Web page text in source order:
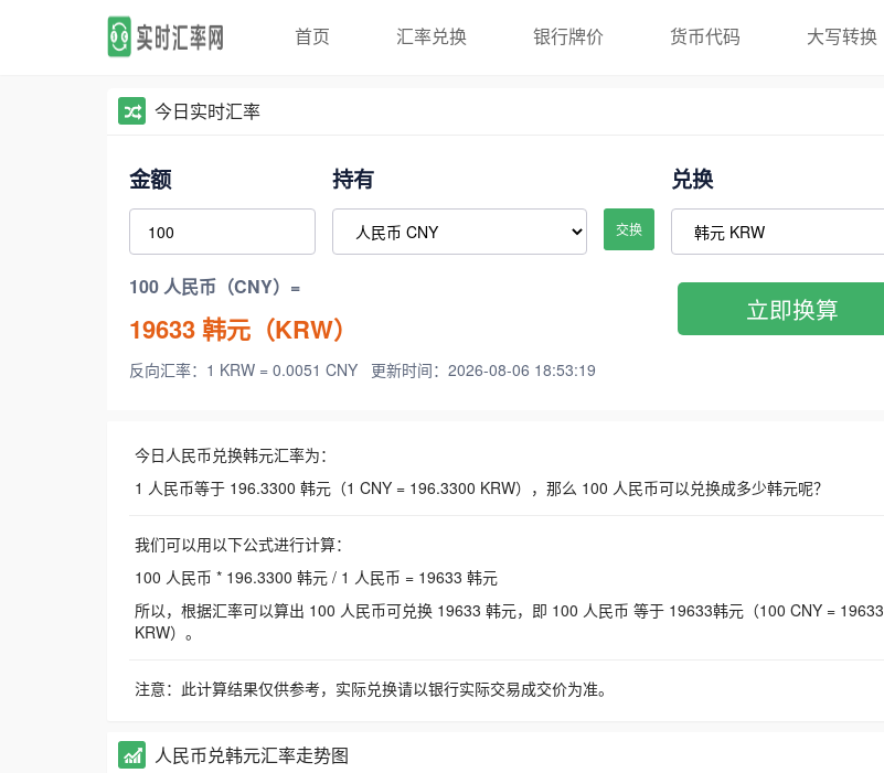
首页 汇率兑换 银行牌价 货币代码 大写转换
今日实时汇率
金额 持有
交换
兑换
100 人民币（CNY）=
19633韩元（KRW）
反向汇率：1 KRW = 0.0051 CNY 更新时间：2026-08-06 18:53:19
立即换算
今日人民币兑换韩元汇率为：
1 人民币等于 196.3300 韩元（1 CNY = 196.3300 KRW），那么 100 人民币可以兑换成多少韩元呢？
我们可以用以下公式进行计算：
100 人民币 * 196.3300 韩元 / 1 人民币 = 19633 韩元
所以，根据汇率可以算出 100 人民币可兑换 19633 韩元，即 100 人民币 等于 19633韩元（100 CNY = 19633
KRW）。
注意：此计算结果仅供参考，实际兑换请以银行实际交易成交价为准。
人民币兑韩元汇率走势图